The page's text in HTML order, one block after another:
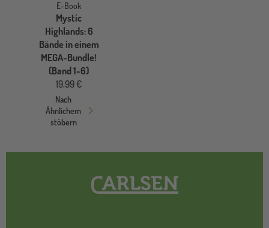
E-Book
Mystic
Highlands: 6
Bände in einem
MEGA-Bundle!
(Band 1-6)
19,99 €
Nach
Ähnlichem
stöbern